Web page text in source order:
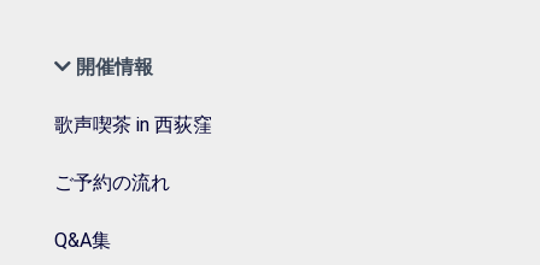
開催情報
歌声喫茶 in 西荻窪
ご予約の流れ
Q&A集